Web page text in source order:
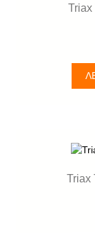
Triax
Triax